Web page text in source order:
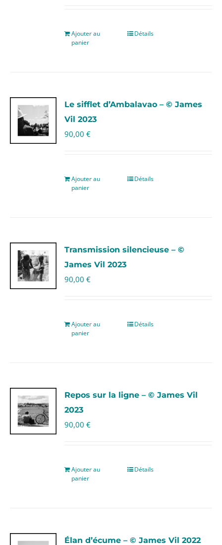
Ajouter au
panier
Détails
Le sifflet d’Ambalavao – © James
Vil 2023
90,00€
Ajouter au
panier
Détails
Transmission silencieuse – ©
James Vil 2023
90,00€
Ajouter au
panier
Détails
Repos sur la ligne – © James Vil
2023
90,00€
Ajouter au
panier
Détails
Élan d’écume – © James Vil 2022